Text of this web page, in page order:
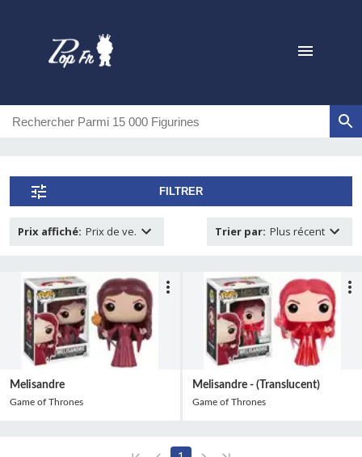
FILTRER
Prix affiché: Prix de ve. Trier par: Plus récent
Melisandre
Game of Thrones
Melisandre - (Translucent)
Game of Thrones